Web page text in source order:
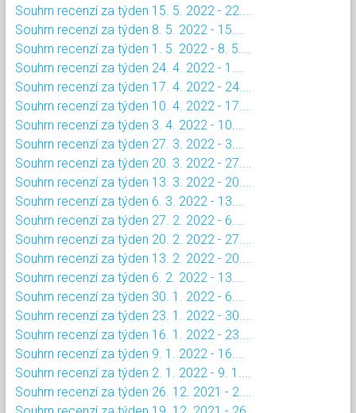
Souhrn recenzí za týden 15. 5. 2022 - 22....
Souhrn recenzí za týden 8. 5. 2022 - 15....
Souhrn recenzí za týden 1. 5. 2022 - 8. 5....
Souhrn recenzí za týden 24. 4. 2022 - 1....
Souhrn recenzí za týden 17. 4. 2022 - 24....
Souhrn recenzí za týden 10. 4. 2022 - 17....
Souhrn recenzí za týden 3. 4. 2022 - 10....
Souhrn recenzí za týden 27. 3. 2022 - 3....
Souhrn recenzí za týden 20. 3. 2022 - 27....
Souhrn recenzí za týden 13. 3. 2022 - 20....
Souhrn recenzí za týden 6. 3. 2022 - 13....
Souhrn recenzí za týden 27. 2. 2022 - 6....
Souhrn recenzí za týden 20. 2. 2022 - 27....
Souhrn recenzí za týden 13. 2. 2022 - 20....
Souhrn recenzí za týden 6. 2. 2022 - 13....
Souhrn recenzí za týden 30. 1. 2022 - 6....
Souhrn recenzí za týden 23. 1. 2022 - 30....
Souhrn recenzí za týden 16. 1. 2022 - 23....
Souhrn recenzí za týden 9. 1. 2022 - 16....
Souhrn recenzí za týden 2. 1. 2022 - 9. 1....
Souhrn recenzí za týden 26. 12. 2021 - 2....